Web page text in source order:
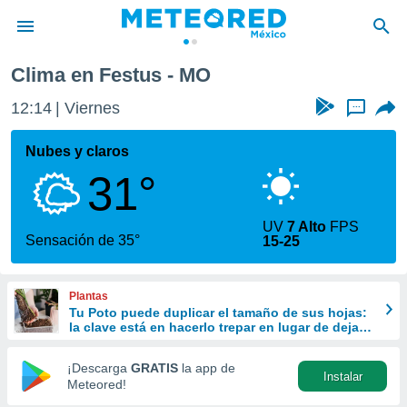
de
ha sido
calidad.
a este
las
y
forma
digital
basada
Clima en Festus - MO
12:14 Viernes ...
Nubes y claros
31°
Sensación de 35°
UV7 Alto FPS
15-25
Plantas
Tu Poto puede duplicar el tamaño de sus hojas:
la clave está en hacerlo trepar en lugar de dejarlo
¡Descarga GRATIS la app de
Meteored!
Instalar